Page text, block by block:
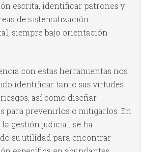
escrita, identificar patrones y
de sistematización
siempre bajo orientación
con estas herramientas nos
identificar tanto sus virtudes
así como diseñar
para prevenirlos o mitigarlos. En
la gestión judicial, se ha
su utilidad para encontrar